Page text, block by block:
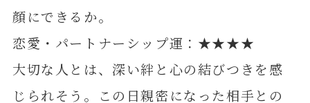
顔にできるか。
恋愛・パートナーシップ運：★★★★
大切な人とは、深い絆と心の結びつきを感
じられそう。この日親密になった相手との